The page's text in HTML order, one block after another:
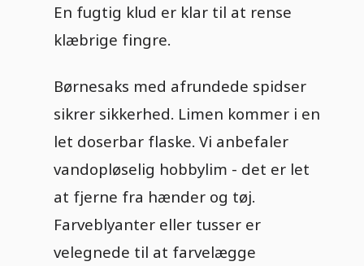
En fugtig klud er klar til at rense
klæbrige fingre.
Børnesaks med afrundede spidser
sikrer sikkerhed. Limen kommer i en
let doserbar flaske. Vi anbefaler
vandopløselig hobbylim - det er let
at fjerne fra hænder og tøj.
Farveblyanter eller tusser er
velegnede til at farvelægge